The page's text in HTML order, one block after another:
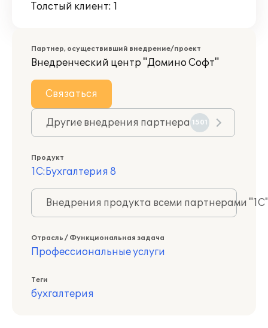
Толстый клиент: 1
Партнер, осуществивший внедрение/проект
Внедренческий центр "Домино Софт"
Связаться
Другие внедрения партнера 1501
Продукт
1С:Бухгалтерия 8
Внедрения продукта всеми партнерами
Отрасль / Функциональная задача
Профессиональные услуги
Теги
бухгалтерия